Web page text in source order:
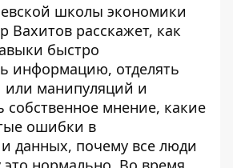
школы экономики
Вахитов расскажет, как
быстро
информацию, отделять
или манипуляций и
собственное мнение, какие
ошибки в
данных, почему все люди